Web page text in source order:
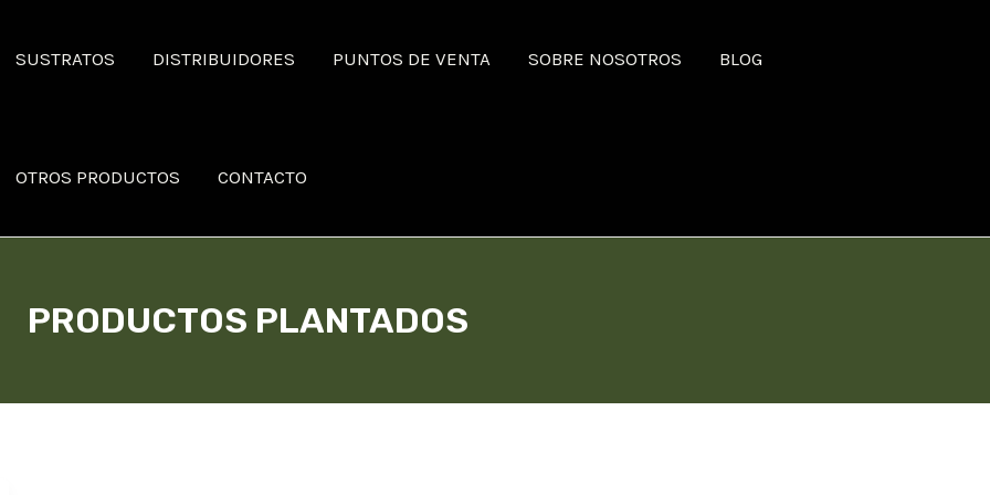
SUSTRATOS DISTRIBUIDORES PUNTOS DE VENTA SOBRE NOSOTROS BLOG
OTROS PRODUCTOS CONTACTO
PRODUCTOS PLANTADOS